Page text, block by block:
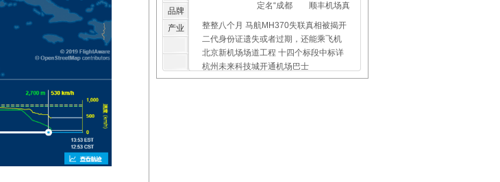
品牌
产业
定名“成都 顺丰机场真
整整八个月 马航MH370失联真相被揭开
二代身份证遗失或者过期，还能乘飞机
北京新机场场道工程 十四个标段中标详
杭州未来科技城开通机场巴士
上海虹桥、浦东机场外币兑换点位置介